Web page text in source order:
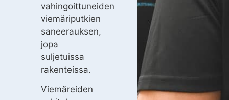
vahingoittuneiden
viemäriputkien
saneerauksen,
jopa
suljetuissa
rakenteissa.
Viemäreiden